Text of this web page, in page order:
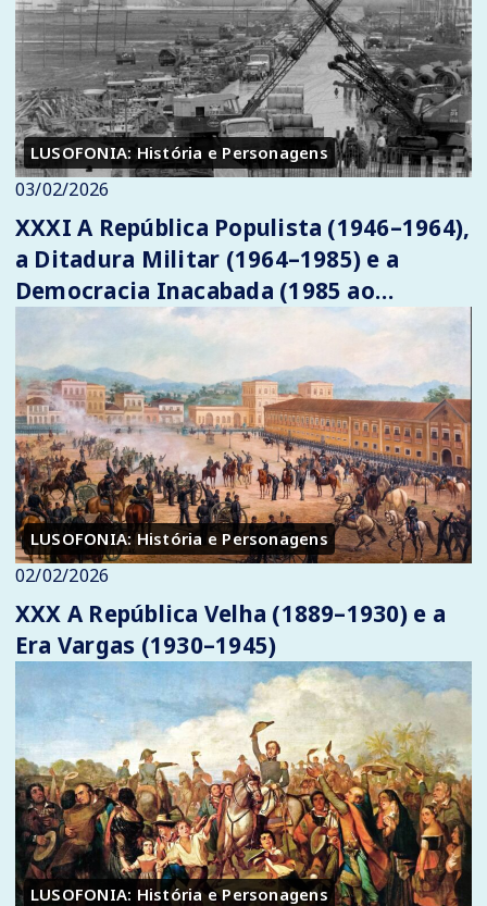
LUSOFONIA: História e Personagens
03/02/2026
XXXI A República Populista (1946–1964),
a Ditadura Militar (1964–1985) e a
Democracia Inacabada (1985 ao
presente)
LUSOFONIA: História e Personagens
02/02/2026
XXX A República Velha (1889–1930) e a
Era Vargas (1930–1945)
LUSOFONIA: História e Personagens